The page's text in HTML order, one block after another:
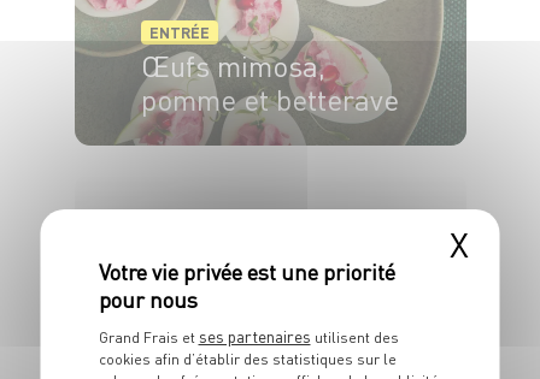
ENTRÉE
Œufs mimosa,
pomme et betterave
White Pak Choï à
X
Grand Frais et ses partenaires utilisent des
cookies afin d’établir des statistiques sur le